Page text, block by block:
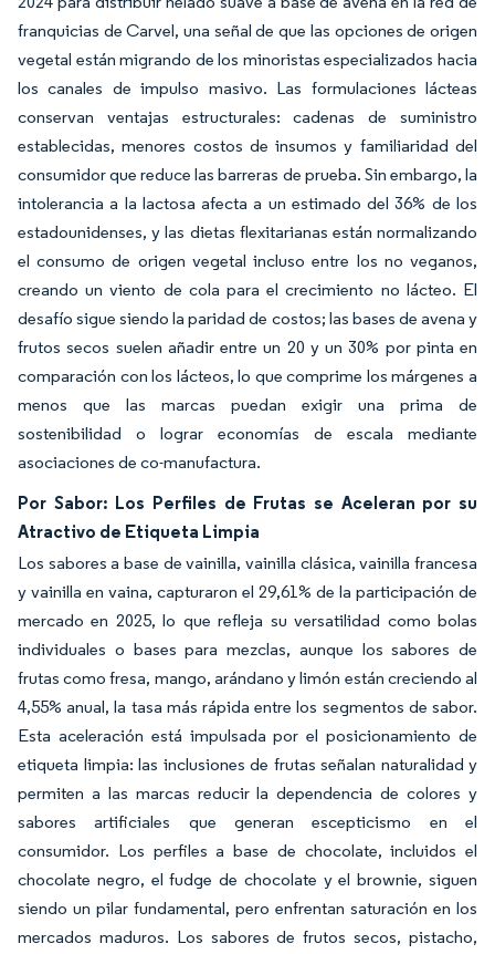
franquicias de Carvel, una señal de que las opciones de origen
vegetal están migrando de los minoristas especializados hacia
los canales de impulso masivo. Las formulaciones lácteas
conservan ventajas estructurales: cadenas de suministro
establecidas, menores costos de insumos y familiaridad del
consumidor que reduce las barreras de prueba. Sin embargo, la
intolerancia a la lactosa afecta a un estimado del 36% de los
estadounidenses, y las dietas flexitarianas están normalizando
el consumo de origen vegetal incluso entre los no veganos,
creando un viento de cola para el crecimiento no lácteo. El
desafío sigue siendo la paridad de costos; las bases de avena y
frutos secos suelen añadir entre un 20 y un 30% por pinta en
comparación con los lácteos, lo que comprime los márgenes a
menos que las marcas puedan exigir una prima de
sostenibilidad o lograr economías de escala mediante
asociaciones de co-manufactura.
Por Sabor: Los Perfiles de Frutas se Aceleran por su
Atractivo de Etiqueta Limpia
Los sabores a base de vainilla, vainilla clásica, vainilla francesa
y vainilla en vaina, capturaron el 29,61% de la participación de
mercado en 2025, lo que refleja su versatilidad como bolas
individuales o bases para mezclas, aunque los sabores de
frutas como fresa, mango, arándano y limón están creciendo al
4,55% anual, la tasa más rápida entre los segmentos de sabor.
Esta aceleración está impulsada por el posicionamiento de
etiqueta limpia: las inclusiones de frutas señalan naturalidad y
permiten a las marcas reducir la dependencia de colores y
sabores artificiales que generan escepticismo en el
consumidor. Los perfiles a base de chocolate, incluidos el
chocolate negro, el fudge de chocolate y el brownie, siguen
siendo un pilar fundamental, pero enfrentan saturación en los
mercados maduros. Los sabores de frutos secos, pistacho,